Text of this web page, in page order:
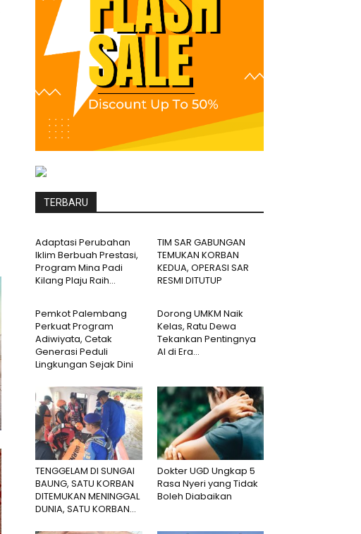
TERBARU
Adaptasi Perubahan
Iklim Berbuah Prestasi,
Program Mina Padi
Kilang Plaju Raih...
TIM SAR GABUNGAN
TEMUKAN KORBAN
KEDUA, OPERASI SAR
RESMI DITUTUP
Pemkot Palembang
Perkuat Program
Adiwiyata, Cetak
Generasi Peduli
Lingkungan Sejak Dini
Dorong UMKM Naik
Kelas, Ratu Dewa
Tekankan Pentingnya
AI di Era...
TENGGELAM DI SUNGAI
BAUNG, SATU KORBAN
DITEMUKAN MENINGGAL
DUNIA, SATU KORBAN...
Dokter UGD Ungkap 5
Rasa Nyeri yang Tidak
Boleh Diabaikan